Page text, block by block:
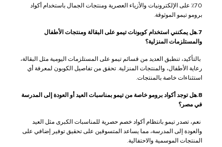
70٪ على الإلكترونيات والأزياء العصرية ومنتجات الجمال باستخدام أكواد
برومو تيمو الموثوقة.
7.هل يمكنني استخدام كوبونات تيمو على البقالة ومنتجات الأطفال
والمستلزمات المنزلية؟
بالتأكيد، تنطبق العديد من قسائم تيمو على المستلزمات اليومية مثل البقالة،
رعاية الأطفال، والمنتجات المنزلية. تحقق من تفاصيل الكوبون لمعرفة أي
استثناءات خاصة بالمنتجات.
8.هل توجد أكواد برومو خاصة من تيمو بمناسبات العيد أو العودة إلى المدرسة
في مصر؟
نعم، تصدر تيمو بانتظام أكواد خصم حصرية للمناسبات الكبرى مثل العيد
والعودة إلى المدرسة، مما يساعد المتسوقين على تحقيق توفير إضافي على
المنتجات الموسمية والاحتفالية.